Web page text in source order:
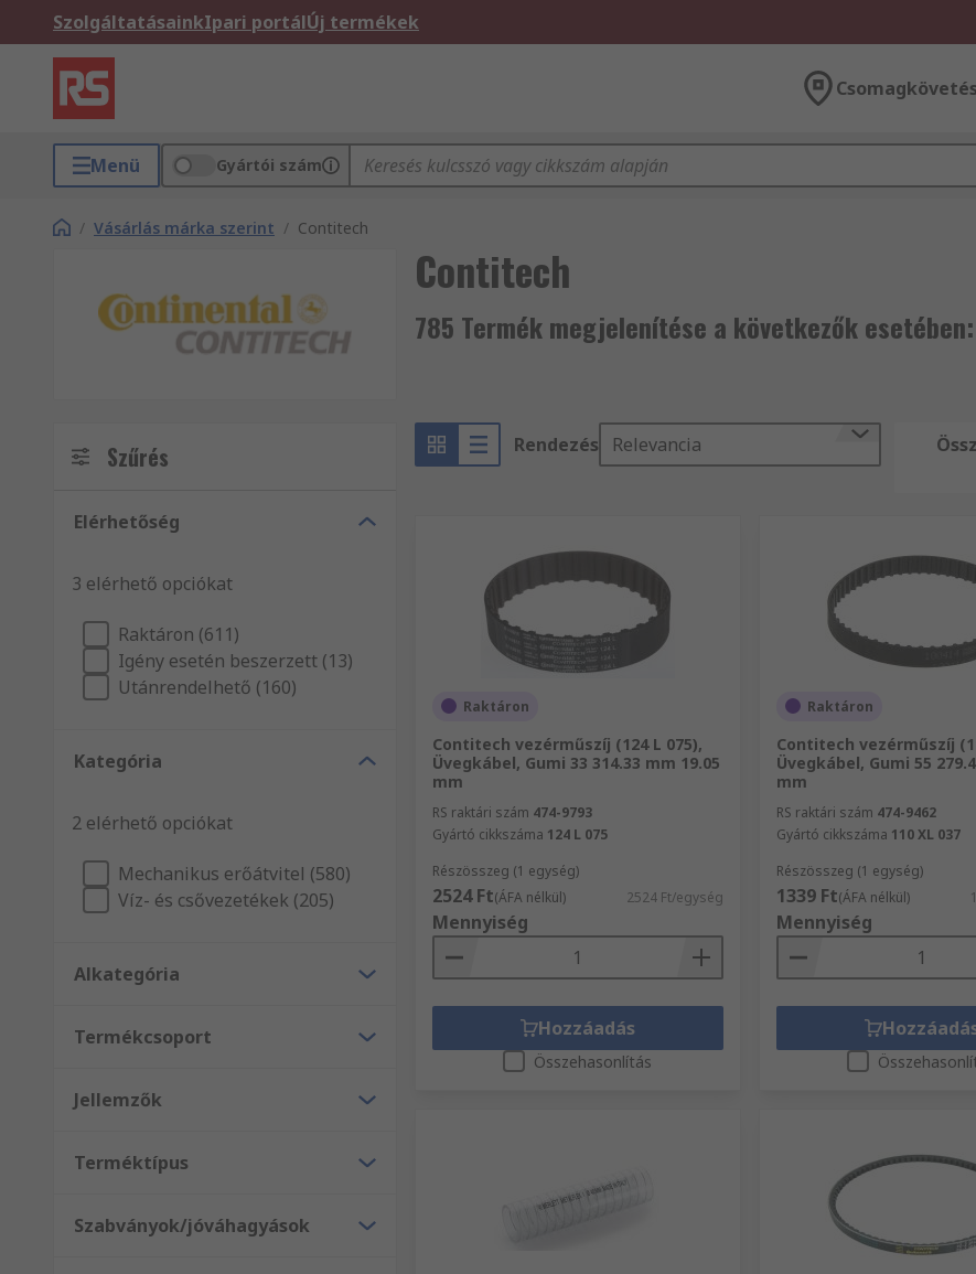
SzolgáltatásainkIpari portálÚj termékek
Csomagkövetés
Menü Gyártói szám
/ Vásárlás márka szerint / Contitech
Contitech
785 Termék megjelenítése a következők
Szűrés
Elérhetőség
3 elérhető opciókat
Raktáron (611)
Igény esetén beszerzett (13)
Utánrendelhető (160)
Kategória
2 elérhető opciókat
Mechanikus erőátvitel (580)
Víz- és csővezetékek (205)
Alkategória
Termékcsoport
Jellemzők
Terméktípus
Szabványok/jóváhagyások
Rendezés Relevancia
Raktáron
Contitech vezérműszíj (124 L 075),
Üvegkábel, Gumi 33 314.33 mm 19.05
mm
RS raktári szám 474-9793
Gyártó cikkszáma 124 L 075
Részösszeg (1 egység)
2524 Ft(ÁFA nélkül) 2524 Ft/egység
Mennyiség
Hozzáadás
Összehasonlítás
Raktáron
Contitech vezérműszíj
Üvegkábel, Gumi 55
mm
RS raktári szám 474-9462
Gyártó cikkszáma 110 XL 037
Részösszeg (1 egység)
1339 Ft(ÁFA nélkül)
Mennyiség